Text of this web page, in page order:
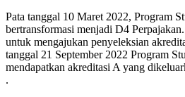
Pata tanggal 10 Maret 2022, Program
bertransformasi menjadi D4
untuk mengajukan penyeleksian
tanggal 21 September 2022 Program
mendapatkan akreditasi A yang
.